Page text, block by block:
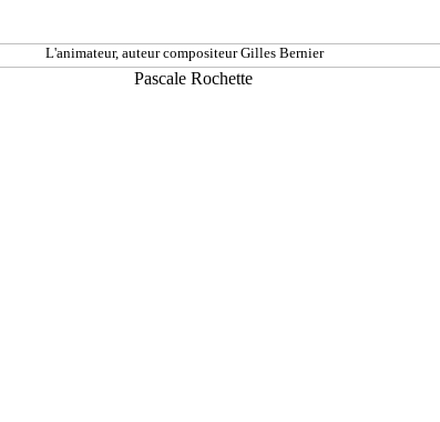
L'animateur, auteur compositeur Gilles Bernier